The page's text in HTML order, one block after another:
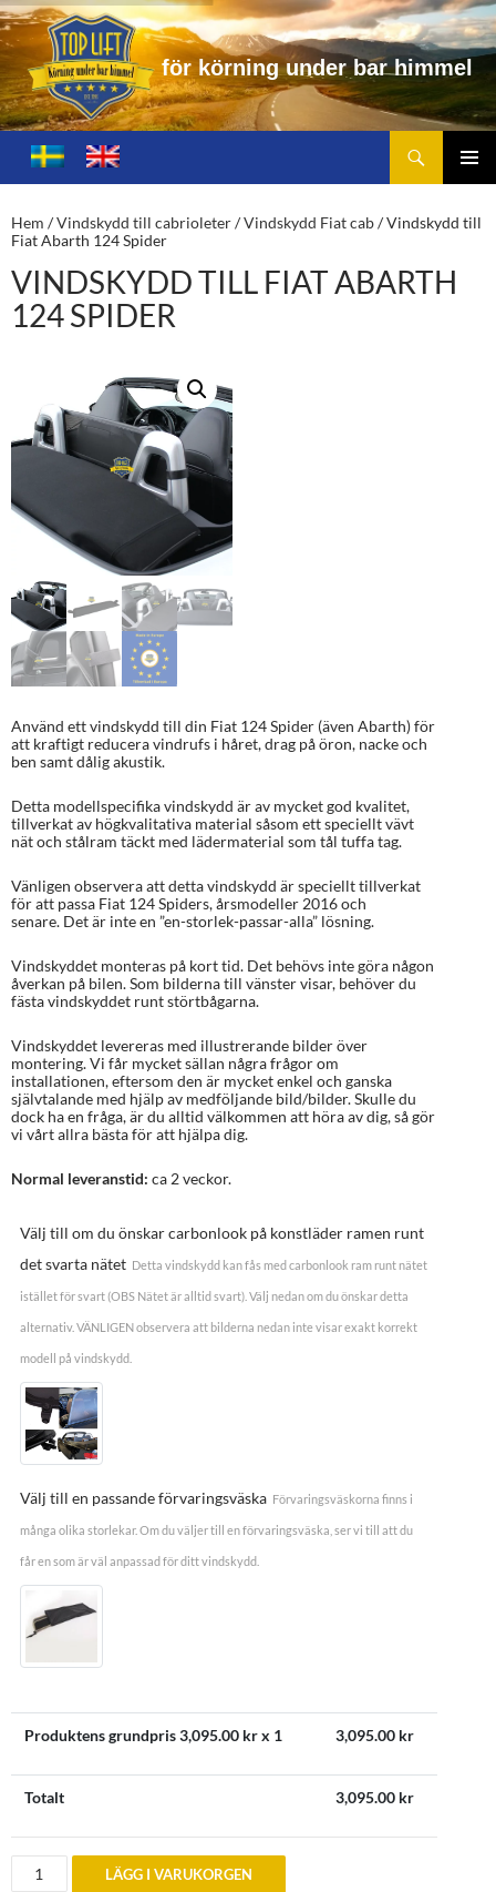
ör körning under bar himme
Toplift.se – för körning under bar himmel
HOPPA
TILL
Hem /Vindskydd till cabrioleter/Vindskydd Fiat cab/ Vindskydd till
Fiat Abarth 124 Spider
VINDSKYDD TILL FIAT ABARTH
124 SPIDER
Använd ett vindskydd till din Fiat 124 Spider (även Abarth) för
att kraftigt reducera vindrufs i håret, drag på öron, nacke och
ben samt dålig akustik.
Detta modellspecifika vindskydd är av mycket god kvalitet,
tillverkat av högkvalitativa material såsom ett speciellt vävt
nät och stålram täckt med lädermaterial som tål tuffa tag.
Vänligen observera att detta vindskydd är speciellt tillverkat
för att passa Fiat 124 Spiders, årsmodeller 2016 och
senare. Det är inte en ”en-storlek-passar-alla” lösning.
Vindskyddet monteras på kort tid. Det behövs inte göra någon
åverkan på bilen. Som bilderna till vänster visar, behöver du
fästa vindskyddet runt störtbågarna.
Vindskyddet levereras med illustrerande bilder över
montering. Vi får mycket sällan några frågor om
installationen, eftersom den är mycket enkel och ganska
självtalande med hjälp av medföljande bild/bilder. Skulle du
dock ha en fråga, är du alltid välkommen att höra av dig, så gör
vi vårt allra bästa för att hjälpa dig.
Normal leveranstid: ca 2 veckor.
Välj till om du önskar carbonlook på konstläder ramen runt
det svarta nätet Detta vindskydd kan fås med carbonlook ram runt nätet
istället för svart (OBS Nätet är alltid svart). Välj nedan om du önskar detta
alternativ. VÄNLIGEN observera att bilderna nedan inte visar exakt korrekt
modell på vindskydd.
Välj till en passande förvaringsväska Förvaringsväskorna finns i
många olika storlekar. Om du väljer till en förvaringsväska, ser vi till att du
får en som är väl anpassad för ditt vindskydd.
Produktens grundpris3,095.00 kr x 1 3,095.00 kr
Totalt 3,095.00 kr
Vindskydd
LÄGG I VARUKORGEN